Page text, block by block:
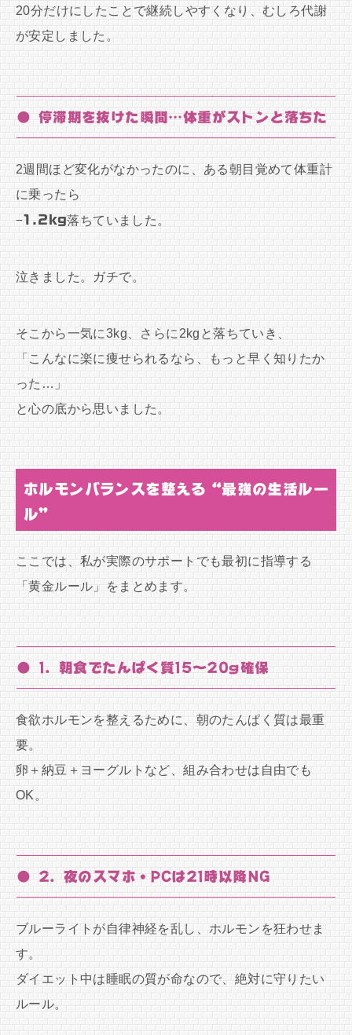
20分だけにしたことで継続しやすくなり、むしろ代謝
が安定しました。
● 停滞期を抜けた瞬間…体重がストンと落ちた
2週間ほど変化がなかったのに、ある朝目覚めて体重計
に乗ったら
−1.2kg落ちていました。
泣きました。ガチで。
そこから一気に3kg、さらに2kgと落ちていき、
「こんなに楽に痩せられるなら、もっと早く知りたか
った…」
と心の底から思いました。
ホルモンバランスを整える“最強の生活ルー
ル”
ここでは、私が実際のサポートでも最初に指導する
「黄金ルール」をまとめます。
● 1. 朝食でたんぱく質15〜20g確保
食欲ホルモンを整えるために、朝のたんぱく質は最重
要。
卵＋納豆＋ヨーグルトなど、組み合わせは自由でも
OK。
● 2. 夜のスマホ・PCは21時以降NG
ブルーライトが自律神経を乱し、ホルモンを狂わせま
す。
ダイエット中は睡眠の質が命なので、絶対に守りたい
ルール。